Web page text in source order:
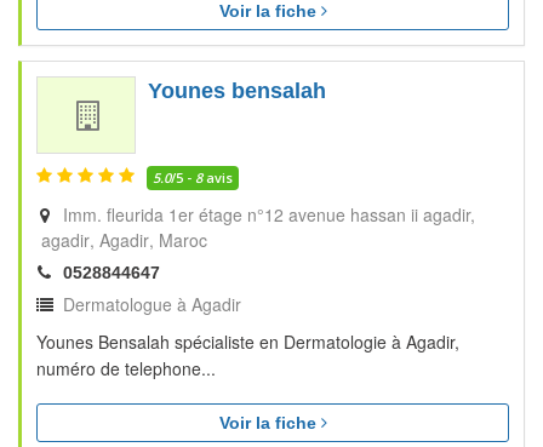
Voir la fiche
Younes bensalah
5.0/5 - 8avis
Imm. fleurida 1er étage n°12 avenue hassan ii agadir,
agadir Agadir Maroc
0528844647
Dermatologue à Agadir
Younes Bensalah spécialiste en Dermatologie à Agadir,
numéro de telephone...
Voir la fiche